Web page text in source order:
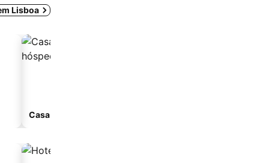
Lisboa
Casa de hóspedes